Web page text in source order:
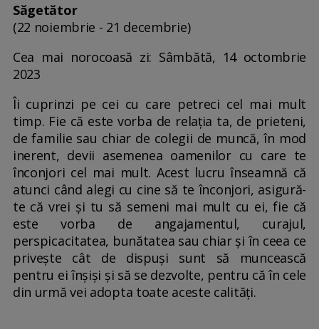
Săgetător
(22 noiembrie - 21 decembrie)
Cea mai norocoasă zi: Sâmbătă, 14 octombrie
2023
Îi cuprinzi pe cei cu care petreci cel mai mult
timp. Fie că este vorba de relația ta, de prieteni,
de familie sau chiar de colegii de muncă, în mod
inerent, devii asemenea oamenilor cu care te
înconjori cel mai mult. Acest lucru înseamnă că
atunci când alegi cu cine să te înconjori, asigură-
te că vrei și tu să semeni mai mult cu ei, fie că
este vorba de angajamentul, curajul,
perspicacitatea, bunătatea sau chiar și în ceea ce
privește cât de dispuși sunt să muncească
pentru ei înșiși și să se dezvolte, pentru că în cele
din urmă vei adopta toate aceste calități.